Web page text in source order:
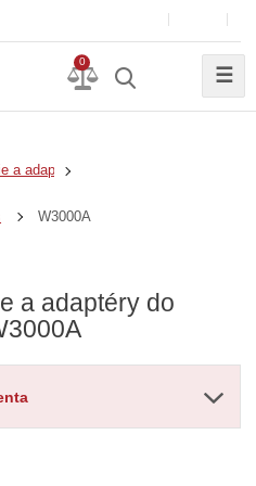
0
☰
a adaptéry
W3000A
a adaptéry do